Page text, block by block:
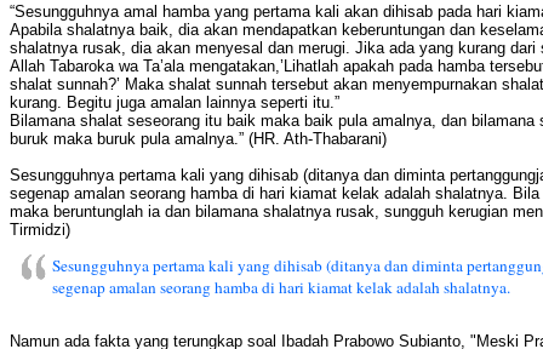
“Sesungguhnya amal hamba yang pertama kali akan dihisab pada hari
Apabila shalatnya baik, dia akan mendapatkan keberuntungan dan
shalatnya rusak, dia akan menyesal dan merugi. Jika ada yang kurang dari
Allah Tabaroka wa Ta’ala mengatakan,’Lihatlah apakah pada hamba
shalat sunnah?’ Maka shalat sunnah tersebut akan menyempurnakan
kurang. Begitu juga amalan lainnya seperti itu.”
Bilamana shalat seseorang itu baik maka baik pula amalnya, dan bilamana
buruk maka buruk pula amalnya.” (HR. Ath-Thabarani)
Sesungguhnya pertama kali yang dihisab (ditanya dan diminta
segenap amalan seorang hamba di hari kiamat kelak adalah shalatnya.
maka beruntunglah ia dan bilamana shalatnya rusak, sungguh kerugian
Tirmidzi)
Sesungguhnya pertama kali yang dihisab (ditanya dan diminta
segenap amalan seorang hamba di hari kiamat kelak adalah shalatnya.
Namun ada fakta yang terungkap soal Ibadah Prabowo Subianto, "Meski